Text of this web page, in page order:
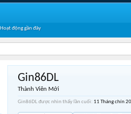
Gin86DL
Thành Viên Mới
Gin86DL được nhìn thấy lần cuối: 11 Tháng chín
Hoạt động gần đây